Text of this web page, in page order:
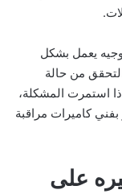
يعمل بشكل
من حالة
استمرت المشكلة،
بفني كاميرات مراقبة
على